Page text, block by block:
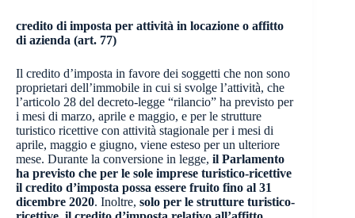
credito di imposta per attività in locazione o affitto
di azienda (art. 77)
Il credito d’imposta in favore dei soggetti che non sono
proprietari dell’immobile in cui si svolge l’attività, che
l’articolo 28 del decreto-legge “rilancio” ha previsto per
i mesi di marzo, aprile e maggio, e per le strutture
turistico ricettive con attività stagionale per i mesi di
aprile, maggio e giugno, viene esteso per un ulteriore
mese. Durante la conversione in legge, il Parlamento
ha previsto che per le sole imprese turistico-ricettive
il credito d’imposta possa essere fruito fino al 31
dicembre 2020. Inoltre, solo per le strutture turistico-